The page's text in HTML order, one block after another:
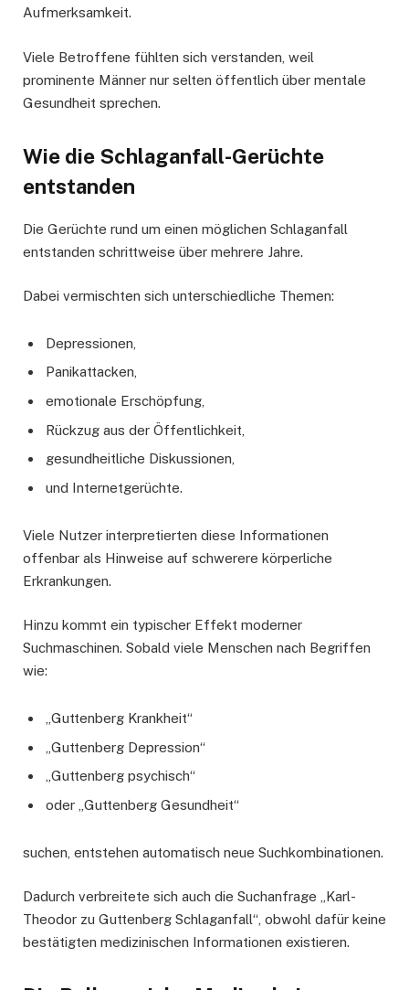
Aufmerksamkeit.
Viele Betroffene fühlten sich verstanden, weil
prominente Männer nur selten öffentlich über mentale
Gesundheit sprechen.
Wie die Schlaganfall-Gerüchte
entstanden
Die Gerüchte rund um einen möglichen Schlaganfall
entstanden schrittweise über mehrere Jahre.
Dabei vermischten sich unterschiedliche Themen:
Depressionen,
Panikattacken,
emotionale Erschöpfung,
Rückzug aus der Öffentlichkeit,
gesundheitliche Diskussionen,
und Internetgerüchte.
Viele Nutzer interpretierten diese Informationen
offenbar als Hinweise auf schwerere körperliche
Erkrankungen.
Hinzu kommt ein typischer Effekt moderner
Suchmaschinen. Sobald viele Menschen nach Begriffen
wie:
„Guttenberg Krankheit“
„Guttenberg Depression“
„Guttenberg psychisch“
oder „Guttenberg Gesundheit“
suchen, entstehen automatisch neue Suchkombinationen.
Dadurch verbreitete sich auch die Suchanfrage „Karl-
Theodor zu Guttenberg Schlaganfall“, obwohl dafür keine
bestätigten medizinischen Informationen existieren.